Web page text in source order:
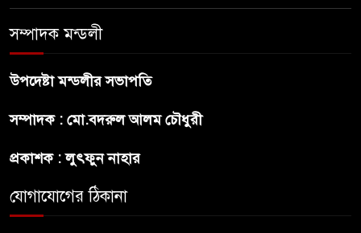
রাজধানীর উত্তরখানে
পরিচ্ছন্নতাকর্মী-এলাকাবাসীর মধ্যে
সম্পাদক মন্ডলী
উপদেষ্টা মন্ডলীর সভাপতি
সম্পাদক : মো.বদরুল আলম চৌধুরী
প্রকাশক : লুৎফুন নাহার
যোগাযোগের ঠিকানা